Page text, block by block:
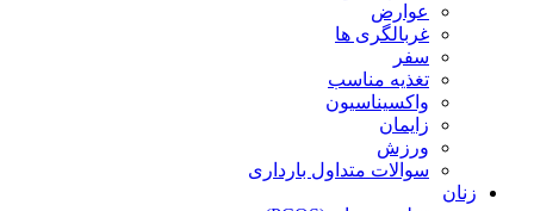
عوارض
غربالگری ها
سفر
تغذیه مناسب
واکسیناسیون
زایمان
ورزش
سوالات متداول بارداری
زنان